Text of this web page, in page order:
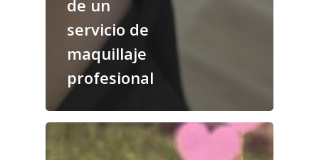
de un
servicio de
maquillaje
profesional